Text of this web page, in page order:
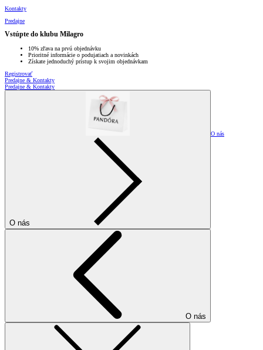
Kontakty
Predajne
Vstúpte do klubu Milagro
10% zľava na prvú objednávku
Prioritné informácie o podujatiach a novinkách
Získate jednoduchý prístup k svojim objednávkam
Registrovať
Predajne & Kontakty
Predajne & Kontakty
O nás
O nás
O nás